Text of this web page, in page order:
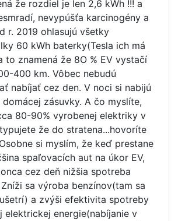
že rozdiel je len 2,6 kWh !!! a
nevypúšťa karcinogény a
r. 2019 ohlasujú všetky
60 kWh baterky(Tesla ich má
to znamená že 8O % EV vystačí
400 km. Vôbec nebudú
nabíjať cez den. V noci si nabijú
zásuvky. A čo myslíte,
80-90% vyrobenej elektriky v
že do stratena...hovoríte
si myslím, že keď prestane
spaľovacích aut na úkor EV,
cez deň nižšia spotreba
sa výroba benzínov(tam sa
a zvýši efektivita spotreby
elektrickej energie(nabíjanie v